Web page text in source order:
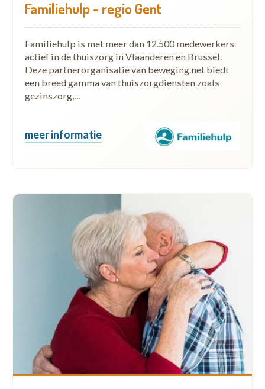
Familiehulp - regio Gent
Familiehulp is met meer dan 12.500 medewerkers
actief in de thuiszorg in Vlaanderen en Brussel.
Deze partnerorganisatie van beweging.net biedt
een breed gamma van thuiszorgdiensten zoals
gezinszorg,…
meer informatie